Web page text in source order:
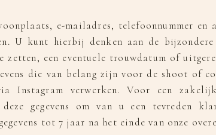
e-mailadres, telefoonnummer en
U kunt hierbij denken aan de bijzondere
een eventuele trouwdatum of
die van belang zijn voor de shoot of
verwerken. Voor een
deze gegevens om van u een tevreden
tot 7 jaar na het einde van onze